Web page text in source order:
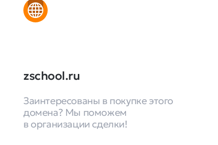
zschool.ru
Заинтересованы в покупке этого
домена? Мы поможем
в организации сделки!